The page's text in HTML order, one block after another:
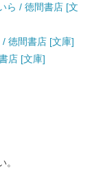
ら / 徳間書店 [文
徳間書店 [文庫]
店 [文庫]